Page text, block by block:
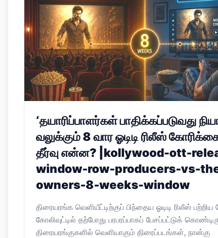
‘தயாரிப்பாளர்கள் பாதிக்கப்படுவது
வலுக்கும் 8 வார ஓடிடி ரிலீஸ்
தீர்வு என்ன? |kollywood-ott-
window-row-producers-vs-
owners-8-weeks-window
திரையரங்க வெளியீட்டிற்குப் பிந்தைய ஓடிடி ரிலீஸ் பற்றிய
கோலிவுட்டில் தற்போது பரபரப்பாகப் பேசப்பட்டுக்
திரையரங்குகளில் வெளியாகும் திரைப்படங்கள், நான்கு